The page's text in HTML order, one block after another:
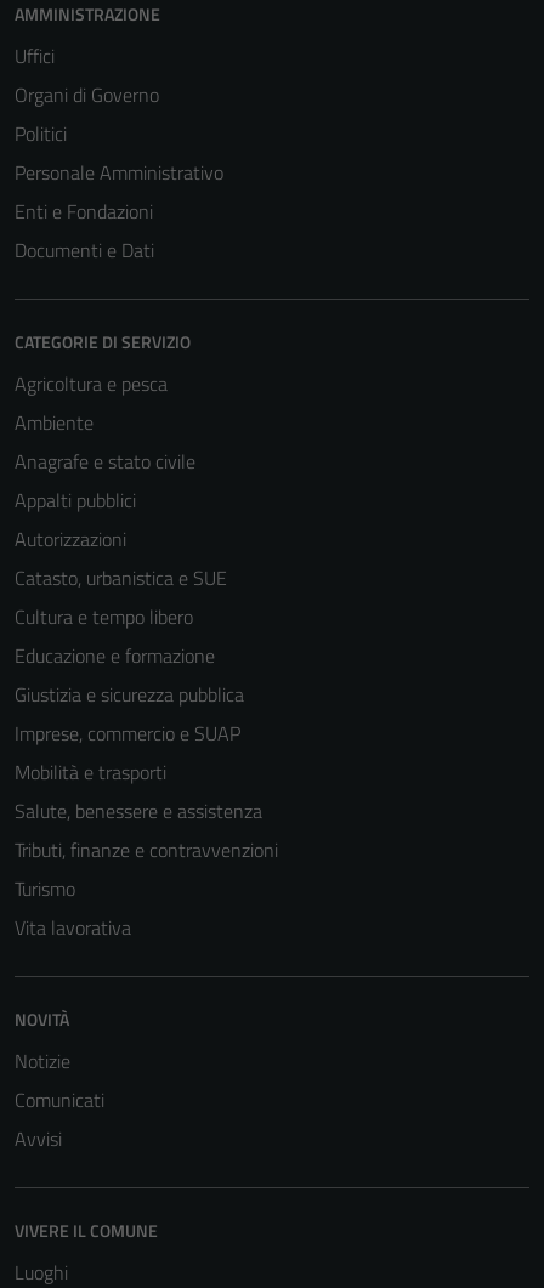
AMMINISTRAZIONE
Uffici
Organi di Governo
Politici
Personale Amministrativo
Enti e Fondazioni
Documenti e Dati
CATEGORIE DI SERVIZIO
Agricoltura e pesca
Ambiente
Anagrafe e stato civile
Appalti pubblici
Autorizzazioni
Catasto, urbanistica e SUE
Cultura e tempo libero
Educazione e formazione
Giustizia e sicurezza pubblica
Imprese, commercio e SUAP
Mobilità e trasporti
Salute, benessere e assistenza
Tributi, finanze e contravvenzioni
Turismo
Vita lavorativa
NOVITÀ
Notizie
Comunicati
Avvisi
VIVERE IL COMUNE
Luoghi